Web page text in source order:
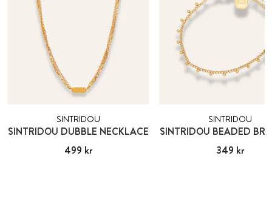
SINTRIDOU
SINTRIDOU DUBBLE NECKLACE
Pris:499 kr
499 kr
SINTRIDOU
SINTRIDOU BEADED
Pris:349 kr
349 kr